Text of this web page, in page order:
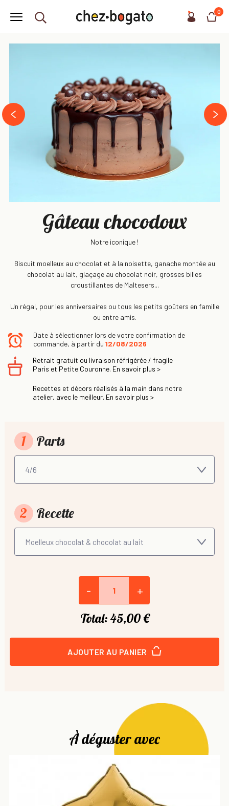
0
prev
next
Gâteau chocodoux
Notre iconique !
Biscuit moelleux au chocolat et à la noisette, ganache montée au
chocolat au lait, glaçage au chocolat noir, grosses billes
croustillantes de Maltesers...
Un régal, pour les anniversaires ou tous les petits goûters en famille
ou entre amis.
Date à sélectionner lors de votre confirmation de
commande, à partir du 12/08/2026
Retrait gratuit ou livraison réfrigérée / fragile
Paris et Petite Couronne. En savoir plus >
Recettes et décors réalisés à la main dans notre
atelier, avec le meilleur. En savoir plus >
1 Parts
2 Recette
- +
Total:45,00 €
AJOUTER AU PANIER
À déguster avec